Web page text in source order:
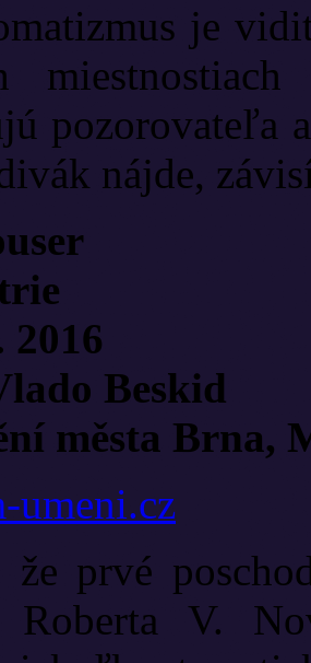
je
pozorovateľa
nájde,
2016
Beskid
města Brna,
umeni.cz
že prvé
Roberta V.